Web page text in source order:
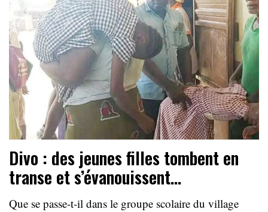
Divo : des jeunes filles tombent en
transe et s’évanouissent…
Que se passe-t-il dans le groupe scolaire du village